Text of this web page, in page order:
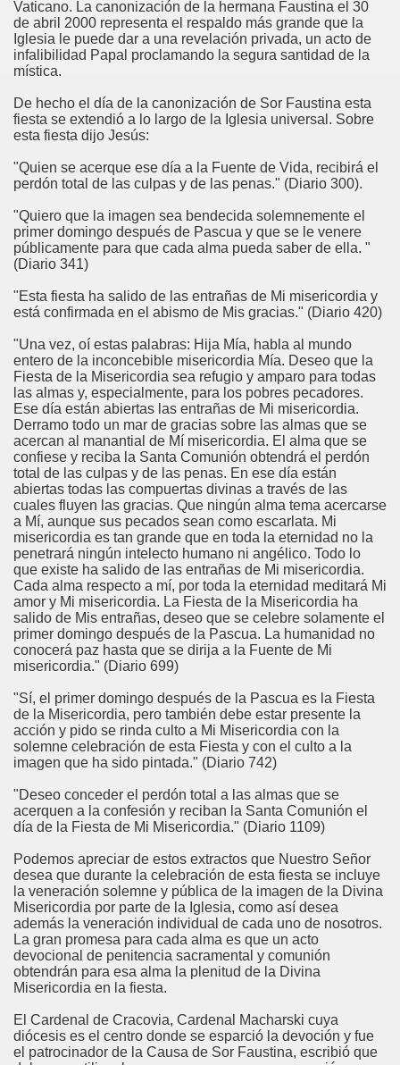
Vaticano. La canonización de la hermana Faustina el 30
de abril 2000 representa el respaldo más grande que la
Iglesia le puede dar a una revelación privada, un acto de
infalibilidad Papal proclamando la segura santidad de la
mística.
De hecho el día de la canonización de Sor Faustina esta
fiesta se extendió a lo largo de la Iglesia universal. Sobre
esta fiesta dijo Jesús:
"Quien se acerque ese día a la Fuente de Vida, recibirá el
perdón total de las culpas y de las penas." (Diario 300).
"Quiero que la imagen sea bendecida solemnemente el
primer domingo después de Pascua y que se le venere
públicamente para que cada alma pueda saber de ella. "
(Diario 341)
"Esta fiesta ha salido de las entrañas de Mi misericordia y
está confirmada en el abismo de Mis gracias." (Diario 420)
"Una vez, oí estas palabras: Hija Mía, habla al mundo
entero de la inconcebible misericordia Mía. Deseo que la
Fiesta de la Misericordia sea refugio y amparo para todas
las almas y, especialmente, para los pobres pecadores.
Ese día están abiertas las entrañas de Mi misericordia.
Derramo todo un mar de gracias sobre las almas que se
acercan al manantial de Mí misericordia. El alma que se
confiese y reciba la Santa Comunión obtendrá el perdón
total de las culpas y de las penas. En ese día están
abiertas todas las compuertas divinas a través de las
cuales fluyen las gracias. Que ningún alma tema acercarse
a Mí, aunque sus pecados sean como escarlata. Mi
misericordia es tan grande que en toda la eternidad no la
penetrará ningún intelecto humano ni angélico. Todo lo
que existe ha salido de las entrañas de Mi misericordia.
Cada alma respecto a mí, por toda la eternidad meditará Mi
amor y Mi misericordia. La Fiesta de la Misericordia ha
salido de Mis entrañas, deseo que se celebre solamente el
primer domingo después de la Pascua. La humanidad no
conocerá paz hasta que se dirija a la Fuente de Mi
misericordia." (Diario 699)
"Sí, el primer domingo después de la Pascua es la Fiesta
de la Misericordia, pero también debe estar presente la
acción y pido se rinda culto a Mi Misericordia con la
solemne celebración de esta Fiesta y con el culto a la
imagen que ha sido pintada." (Diario 742)
"Deseo conceder el perdón total a las almas que se
acerquen a la confesión y reciban la Santa Comunión el
día de la Fiesta de Mi Misericordia." (Diario 1109)
Podemos apreciar de estos extractos que Nuestro Señor
desea que durante la celebración de esta fiesta se incluye
la veneración solemne y pública de la imagen de la Divina
Misericordia por parte de la Iglesia, como así desea
además la veneración individual de cada uno de nosotros.
La gran promesa para cada alma es que un acto
devocional de penitencia sacramental y comunión
obtendrán para esa alma la plenitud de la Divina
Misericordia en la fiesta.
El Cardenal de Cracovia, Cardenal Macharski cuya
diócesis es el centro donde se esparció la devoción y fue
el patrocinador de la Causa de Sor Faustina, escribió que